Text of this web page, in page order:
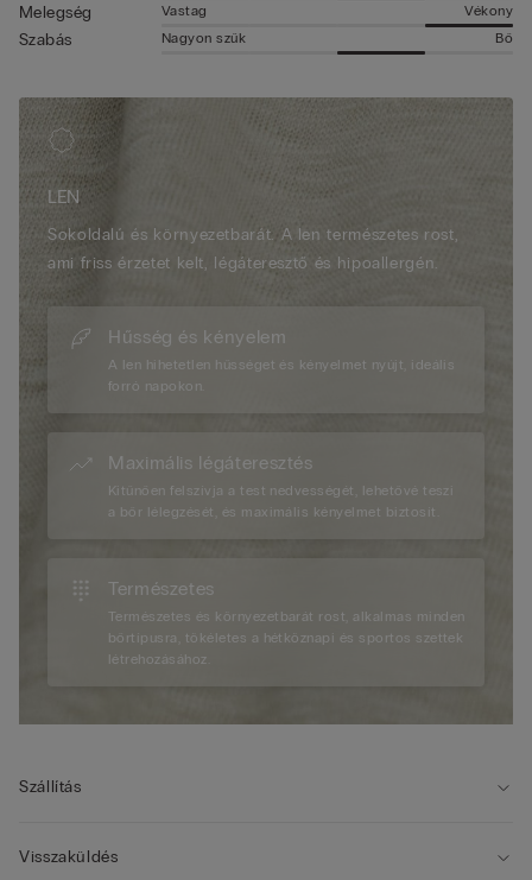
Melegség Vastag Vékony
Szabás Nagyon szűk Bő
LEN
Sokoldalú és környezetbarát. A len természetes rost,
ami friss érzetet kelt, légáteresztő és hipoallergén.
Hűsség és kényelem
A len hihetetlen hűsséget és kényelmet nyújt, ideális
forró napokon.
Maximális légáteresztés
Kitűnően felszívja a test nedvességét, lehetővé teszi
a bőr lélegzését, és maximális kényelmet biztosít.
Természetes
Természetes és környezetbarát rost, alkalmas minden
bőrtípusra, tökéletes a hétköznapi és sportos szettek
létrehozásához.
Szállítás
Visszaküldés